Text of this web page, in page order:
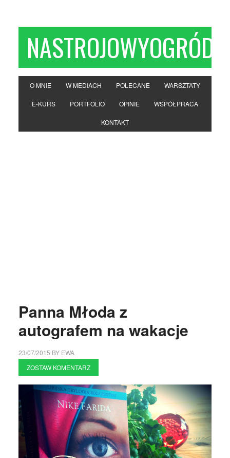
NASTROJOWYOGRÓD
O MNIE W MEDIACH POLECANE WARSZTATY
E-KURS PORTFOLIO OPINIE WSPÓŁPRACA
KONTAKT
Panna Młoda z
autografem na wakacje
23/07/2015 BY EWA
ZOSTAW KOMENTARZ